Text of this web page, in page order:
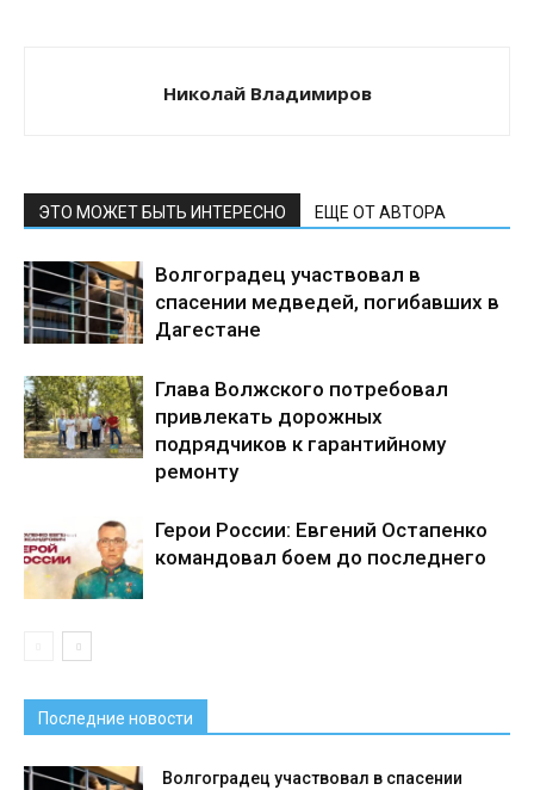
Николай Владимиров
ЭТО МОЖЕТ БЫТЬ ИНТЕРЕСНО ЕЩЕ ОТ АВТОРА
Волгоградец участвовал в
спасении медведей, погибавших в
Дагестане
Глава Волжского потребовал
привлекать дорожных
подрядчиков к гарантийному
ремонту
Герои России: Евгений Остапенко
командовал боем до последнего
Последние новости
Волгоградец участвовал в спасении